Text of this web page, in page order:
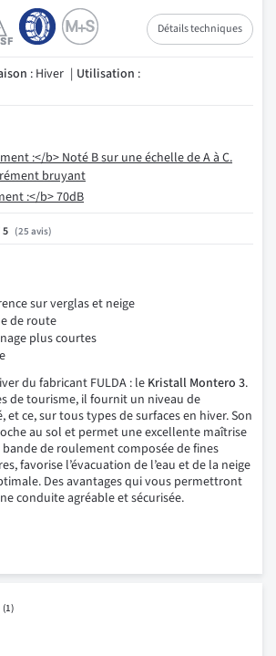
Détails techniques
: Hiver Utilisation :
25 avis
sur verglas et neige
de route
plus courtes
du fabricant FULDA : le Kristall Montero 3.
de tourisme, il fournit un niveau de
et ce, sur tous types de surfaces en hiver. Son
au sol et permet une excellente maîtrise
de roulement composée de fines
favorise l’évacuation de l’eau et de la neige
Des avantages qui vous permettront
conduite agréable et sécurisée.
(1)